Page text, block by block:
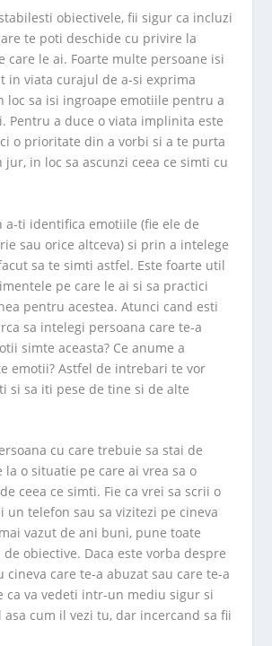
obiectivele, fii sigur ca incluzi
te poti deschide cu privire la
care le ai. Foarte multe persoane isi
in viata curajul de a-si exprima
loc sa isi ingroape emotiile pentru a
Pentru a duce o viata implinita este
o prioritate din a vorbi si a te purta
jur, in loc sa ascunzi ceea ce simti cu
a-ti identifica emotiile (fie ele de
sau orice altceva) si prin a intelege
sa te simti astfel. Este foarte util
pe care le ai si sa practici
pentru acestea. Atunci cand esti
sa intelegi persoana care te-a
simte aceasta? Ce anume a
emotii? Astfel de intrebari te vor
si sa iti pese de tine si de alte
cu care trebuie sa stai de
o situatie pe care ai vrea sa o
ceea ce simti. Fie ca vrei sa scrii o
un telefon sau sa vizitezi pe cineva
vazut de ani buni, pune toate
obiective. Daca este vorba despre
cineva care te-a abuzat sau care te-a
ca va vedeti intr-un mediu sigur si
asa cum il vezi tu, dar incercand sa fii